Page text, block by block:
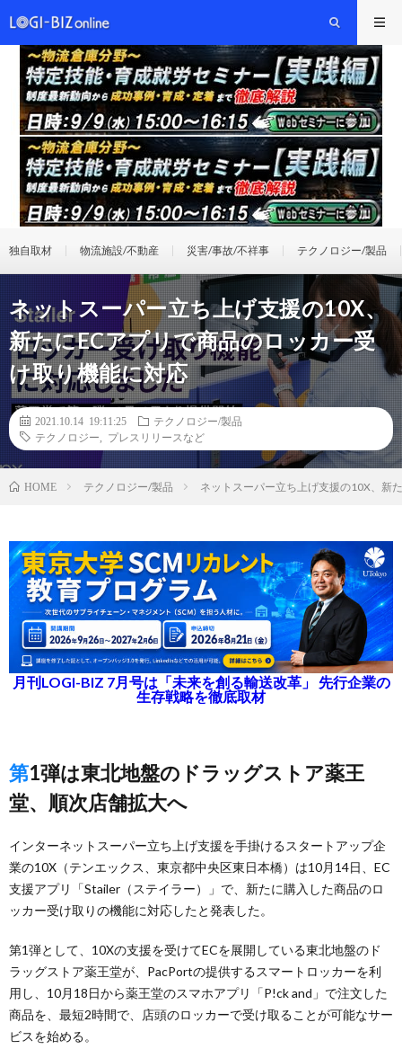
独自取材 物流施設/不動産 災害/事故/不祥事 テクノロジー/製品
ネットスーパー立ち上げ支援の10X、
新たにECアプリで商品のロッカー受
け取り機能に対応
2021.10.14 19:11:25
テクノロジー/製品
テクノロジー
プレスリリースなど
HOME テクノロジー/製品 ネットスーパー立ち上げ支援の10X、新
月刊LOGI-BIZ 7月号は「未来を創る輸送改革」 先行企業の
生存戦略を徹底取材
第1弾は東北地盤のドラッグストア薬王
堂、順次店舗拡大へ
インターネットスーパー立ち上げ支援を手掛けるスタートアップ企
業の10X（テンエックス、東京都中央区東日本橋）は10月14日、EC
支援アプリ「Stailer（ステイラー）」で、新たに購入した商品のロ
ッカー受け取りの機能に対応したと発表した。
第1弾として、10Xの支援を受けてECを展開している東北地盤のド
ラッグストア薬王堂が、PacPortの提供するスマートロッカーを利
用し、10月18日から薬王堂のスマホアプリ「P!ck and」で注文した
商品を、最短2時間で、店頭のロッカーで受け取ることが可能なサー
ビスを始める。